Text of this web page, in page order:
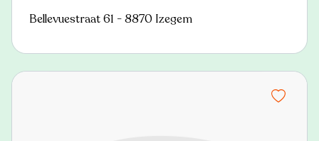
Bellevuestraat 61 - 8870 Izegem